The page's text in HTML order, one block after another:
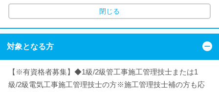
閉じる
対象となる方
【※有資格者募集】◆1級/2級管工事施工管理技士または1
級/2級電気工事施工管理技士の方※施工管理技士補の方も応